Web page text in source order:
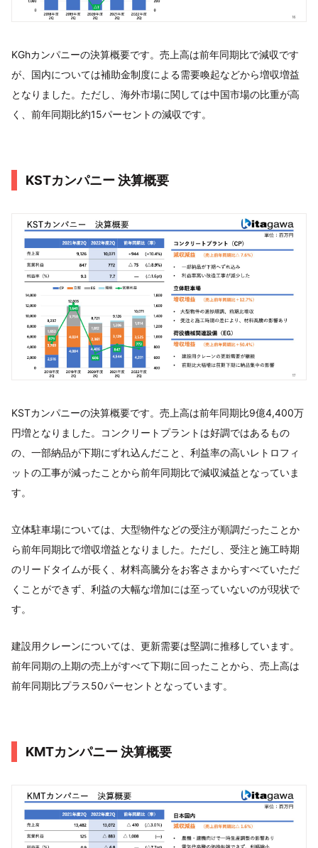
KGhカンパニーの決算概要です。売上高は前年同期比で減収です
が、国内については補助金制度による需要喚起などから増収増益
となりました。ただし、海外市場に関しては中国市場の比重が高
く、前年同期比約15パーセントの減収です。
KSTカンパニー 決算概要
KSTカンパニーの決算概要です。売上高は前年同期比9億4,400万
円増となりました。コンクリートプラントは好調ではあるもの
の、一部納品が下期にずれ込んだこと、利益率の高いレトロフィ
ットの工事が減ったことから前年同期比で減収減益となっていま
す。
立体駐車場については、大型物件などの受注が順調だったことか
ら前年同期比で増収増益となりました。ただし、受注と施工時期
のリードタイムが長く、材料高騰分をお客さまからすべていただ
くことができず、利益の大幅な増加には至っていないのが現状で
す。
建設用クレーンについては、更新需要は堅調に推移しています。
前年同期の上期の売上がすべて下期に回ったことから、売上高は
前年同期比プラス50パーセントとなっています。
KMTカンパニー 決算概要